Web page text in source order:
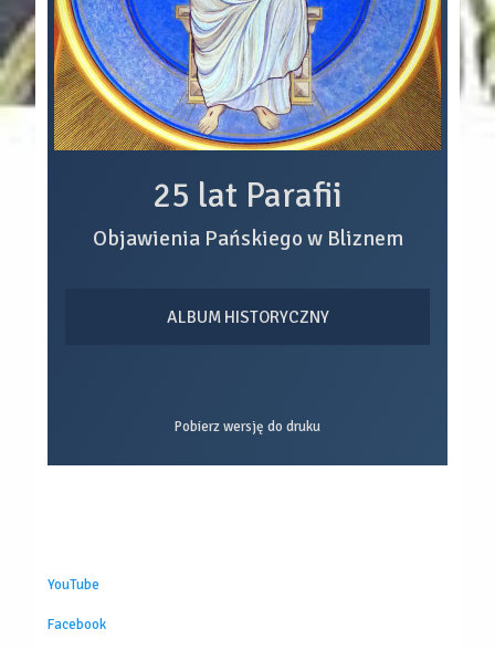
25 lat Parafii
Objawienia Pańskiego w Bliznem
ALBUM HISTORYCZNY
Pobierz wersję do druku
YouTube
Facebook